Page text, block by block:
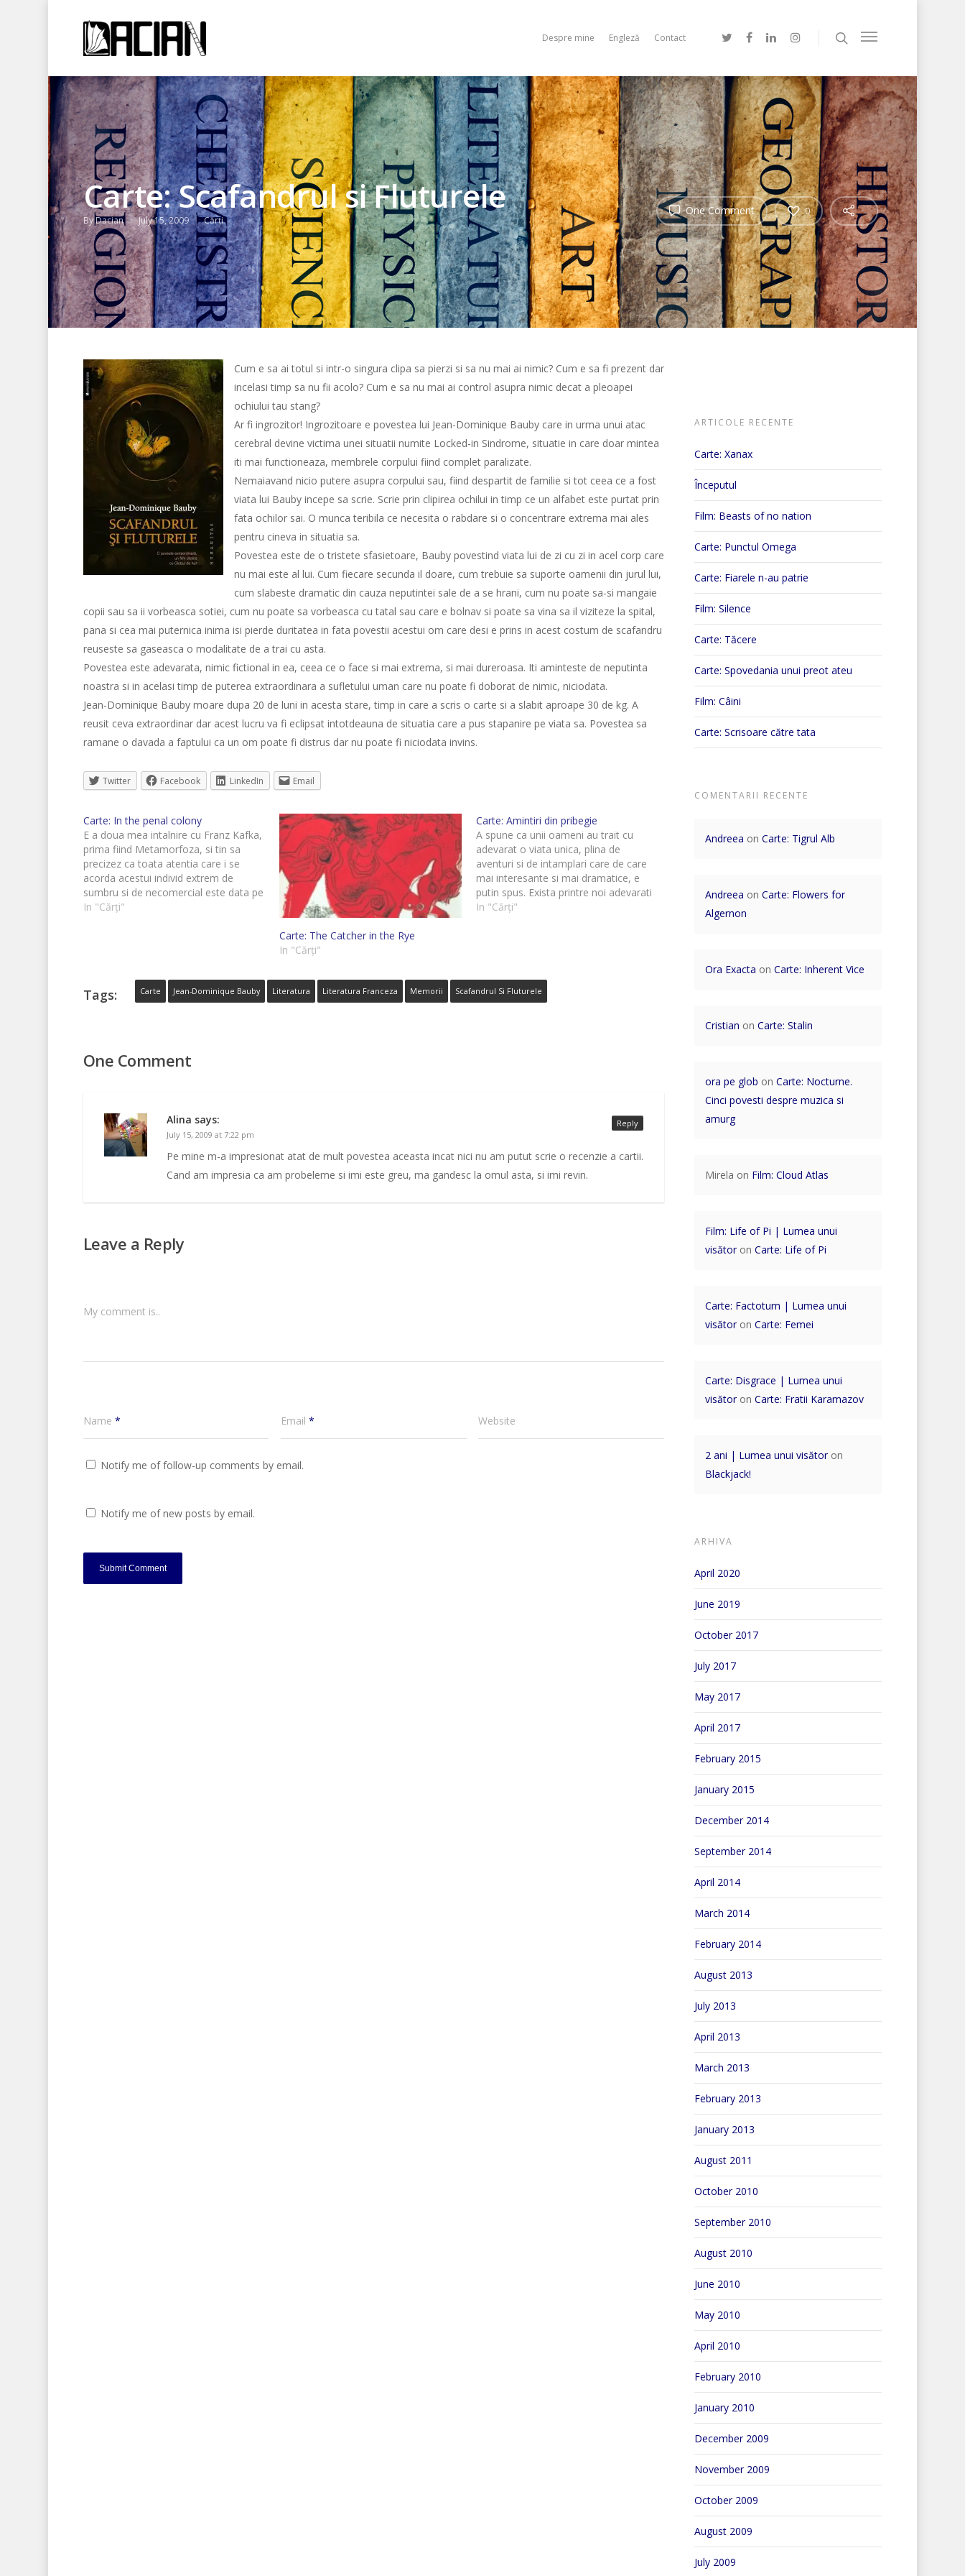
Despre mine Engleză Contact
Carte: Scafandrul si Fluturele
ByDacian July 15, 2009 Cărți
One Comment 0
Cum e sa ai totul si intr-o singura clipa sa pierzi si sa nu mai ai nimic? Cum e sa fi prezent dar
incelasi timp sa nu fii acolo? Cum e sa nu mai ai control asupra nimic decat a pleoapei
ochiului tau stang?
Ar fi ingrozitor! Ingrozitoare e povestea lui Jean-Dominique Bauby care in urma unui atac
cerebral devine victima unei situatii numite Locked-in Sindrome, situatie in care doar mintea
iti mai functioneaza, membrele corpului fiind complet paralizate.
Nemaiavand nicio putere asupra corpului sau, fiind despartit de familie si tot ceea ce a fost
viata lui Bauby incepe sa scrie. Scrie prin clipirea ochilui in timp ce un alfabet este purtat prin
fata ochilor sai. O munca teribila ce necesita o rabdare si o concentrare extrema mai ales
pentru cineva in situatia sa.
Povestea este de o tristete sfasietoare, Bauby povestind viata lui de zi cu zi in acel corp care
nu mai este al lui. Cum fiecare secunda il doare, cum trebuie sa suporte oamenii din jurul lui,
cum slabeste dramatic din cauza neputintei sale de a se hrani, cum nu poate sa-si mangaie
copii sau sa ii vorbeasca sotiei, cum nu poate sa vorbeasca cu tatal sau care e bolnav si poate sa vina sa il viziteze la spital,
pana si cea mai puternica inima isi pierde duritatea in fata povestii acestui om care desi e prins in acest costum de scafandru
reuseste sa gaseasca o modalitate de a trai cu asta.
Povestea este adevarata, nimic fictional in ea, ceea ce o face si mai extrema, si mai dureroasa. Iti aminteste de neputinta
noastra si in acelasi timp de puterea extraordinara a sufletului uman care nu poate fi doborat de nimic, niciodata.
Jean-Dominique Bauby moare dupa 20 de luni in acesta stare, timp in care a scris o carte si a slabit aproape 30 de kg. A
reusit ceva extraordinar dar acest lucru va fi eclipsat intotdeauna de situatia care a pus stapanire pe viata sa. Povestea sa
ramane o davada a faptului ca un om poate fi distrus dar nu poate fi niciodata invins.
Twitter Facebook LinkedIn Email
Carte: In the penal colony
E a doua mea intalnire cu Franz Kafka,
prima fiind Metamorfoza, si tin sa
precizez ca toata atentia care i se
acorda acestui individ extrem de
sumbru si de necomercial este data pe
buna dreptate. Are ceva aparte in felul
In "Cărți"
Carte: The Catcher in the Rye
In "Cărți"
Carte: Amintiri din pribegie
A spune ca unii oameni au trait cu
adevarat o viata unica, plina de
aventuri si de intamplari care de care
mai interesante si mai dramatice, e
putin spus. Exista printre noi adevarati
piloni ai istoriei care in timpul vietii lor
In "Cărți"
Tags: Carte Jean-Dominique Bauby Literatura Literatura Franceza Memorii Scafandrul Si Fluturele
One Comment
Alina says:
July 15, 2009 at 7:22 pm
Pe mine m-a impresionat atat de mult povestea aceasta incat nici nu am putut scrie o recenzie a cartii.
Cand am impresia ca am probeleme si imi este greu, ma gandesc la omul asta, si imi revin.
Reply
Leave a Reply
My comment is..
Name * Email * Website
Notify me of follow-up comments by email.
Notify me of new posts by email.
ARTICOLE RECENTE
Carte: Xanax
Începutul
Film: Beasts of no nation
Carte: Punctul Omega
Carte: Fiarele n-au patrie
Film: Silence
Carte: Tăcere
Carte: Spovedania unui preot ateu
Film: Câini
Carte: Scrisoare către tata
COMENTARII RECENTE
Andreea on Carte: Tigrul Alb
Andreea on Carte: Flowers for
Algernon
Ora Exacta on Carte: Inherent Vice
Cristian on Carte: Stalin
ora pe glob on Carte: Nocturne.
Cinci povesti despre muzica si
amurg
Mirela on Film: Cloud Atlas
Film: Life of Pi | Lumea unui
visătoron Carte: Life of Pi
Carte: Factotum | Lumea unui
visătoron Carte: Femei
Carte: Disgrace | Lumea unui
visătoron Carte: Fratii Karamazov
2 ani | Lumea unui visătoron
Blackjack!
ARHIVA
April 2020
June 2019
October 2017
July 2017
May 2017
April 2017
February 2015
January 2015
December 2014
September 2014
April 2014
March 2014
February 2014
August 2013
July 2013
April 2013
March 2013
February 2013
January 2013
August 2011
October 2010
September 2010
August 2010
June 2010
May 2010
April 2010
February 2010
January 2010
December 2009
November 2009
October 2009
August 2009
July 2009